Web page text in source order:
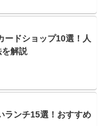
ードショップ10選！人
解説
ランチ15選！おすすめ